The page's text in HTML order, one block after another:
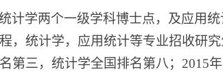
计学两个一级学科博士点，及应用
，统计学，应用统计等专业招收研究
第三，统计学全国排名第八；2015